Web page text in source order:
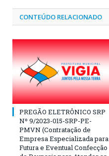
CONTEÚDO RELACIONADO
PREGÃO ELETRÔNICO SRP
Nº 9/2023-015-SRP-PE-
PMVN (Contratação de
Empresa Especializada para
Futura e Eventual Confecção